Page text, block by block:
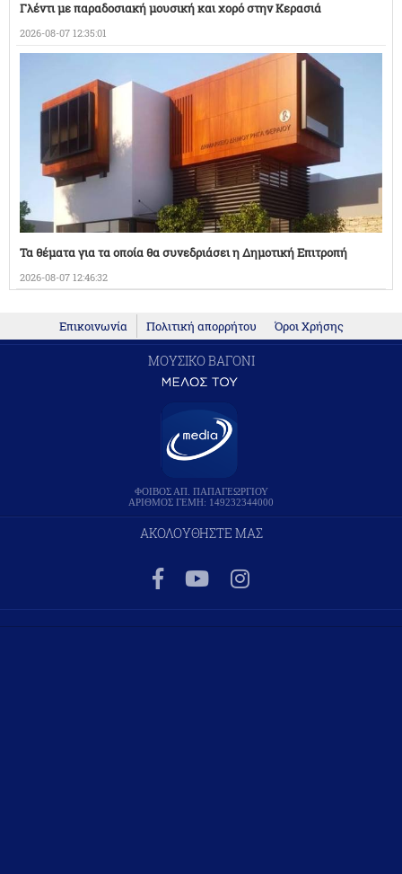
Γλέντι με παραδοσιακή μουσική και χορό στην Κερασιά
2026-08-07 12:35:01
Τα θέματα για τα οποία θα συνεδριάσει η Δημοτική Επιτροπή
2026-08-07 12:46:32
Επικοινωνία Πολιτική απορρήτου Όροι Χρήσης
ΜΟΥΣΙΚΟ ΒΑΓΟΝΙ
ΦΟΙΒΟΣ ΑΠ. ΠΑΠΑΓΕΩΡΓΙΟΥ
ΑΡΙΘΜΟΣ ΓΕΜΗ: 149232344000
ΑΚΟΛΟΥΘΗΣΤΕ ΜΑΣ